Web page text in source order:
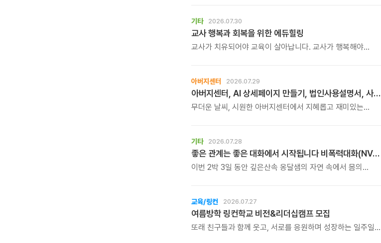
흐트러졌기 때문입니다.
기타 2026.07.30
교사 행복과 회복을 위한 에듀힐링
교사가 치유되어야 교육이 살아납니다. 교사가 행복해야
시간입니다. 누군가를 가르치기 위해 애써온 시간만큼, 이제는
자신을 위한 쉼과 치유의 시간을 선물해 보시기 바랍니다.
아버지센터 2026.07.29
아버지센터, AI 상세페이지 만들기, 법인사용설명서, 사진 일일특강, 숏츠 만들기 등 8월 프로그램 신청하세요
무더운 날씨, 시원한 아버지센터에서 지혜롭고 재미있는
기타 2026.07.28
좋은 관계는 좋은 대화에서 시작됩니다 비폭력대화(NVC) 2박 3일 워크숍
이번 2박 3일 동안 깊은산속 옹달샘의 자연 속에서 몸의
부부의 대화, 부모와 자녀의 대화, 직장과 공동체에서의 대화를
새로운 시선으로 바라보게 됩니다. 한 사람의 말이 바뀌면
대화가 달라지고, 대화가 달라지면 관계가 달라집니다.
교육/링컨 2026.07.27
여름방학 링컨학교 비전&리더십캠프 모집
또래 친구들과 함께 웃고, 서로를 응원하며 성장하는 일주일은